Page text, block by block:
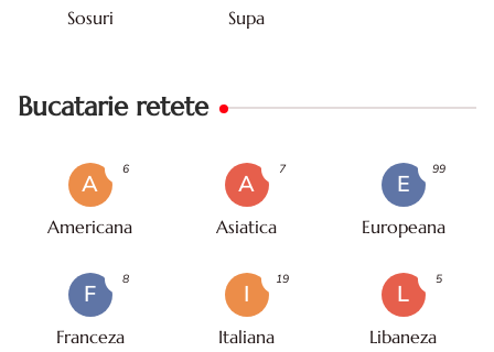
Sosuri Supa
Bucatarie retete
A
Americana
6
A
Asiatica
7
E
Europeana
99
F
Franceza
8
I
Italiana
19
L
Libaneza
5